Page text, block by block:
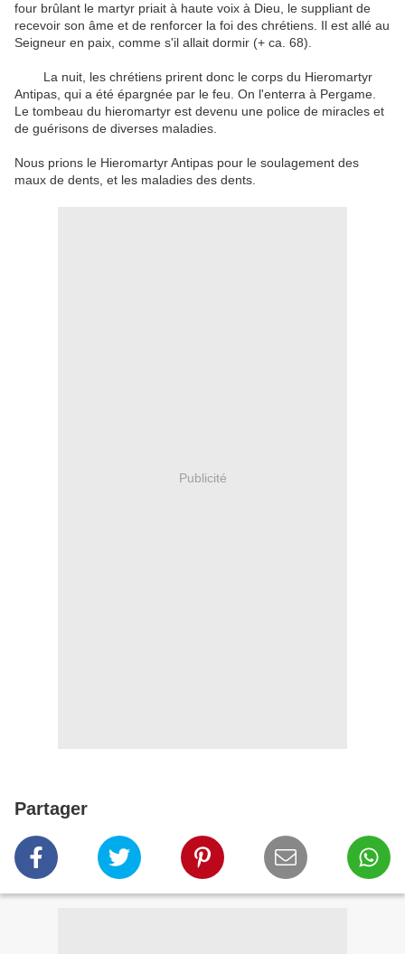
four brûlant le martyr priait à haute voix à Dieu
le suppliant de
recevoir son âme et de renforcer la foi des chrétiens Il est allé au
Seigneur en paix comme s'il allait dormir (+ ca 68)
La nuit, les chrétiens prirent donc le corps du Hieromartyr
Antipas qui a été épargnée par le feu On l'enterra à Pergame
Le tombeau du hieromartyr est devenu une police de miracles et
de guérisons de diverses maladies
Nous prions le HieromartyrAntipas pour le soulagement des
maux de dents et les maladies des dents
Publicité
Partager